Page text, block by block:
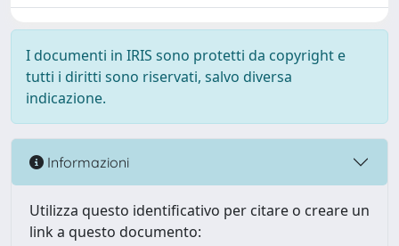
I documenti in IRIS sono protetti da copyright e
tutti i diritti sono riservati, salvo diversa
indicazione.
Informazioni
Utilizza questo identificativo per citare o creare un
link a questo documento: